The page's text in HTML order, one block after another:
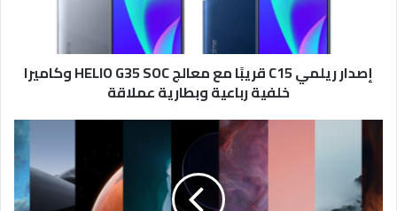
وكاميرا
عملاقة
إصدار ريلمي C15 قريبًا مع معالج HELIO G35 SOC وكاميرا
خلفية رباعية وبطارية عملاقة
شاومي
الجديدة